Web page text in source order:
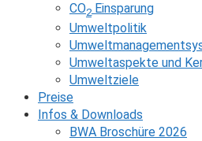
CO2 Einsparung
Umweltpolitik
Umweltaspekte und
Umweltziele
Preise
Infos & Downloads
BWA Broschüre 2026